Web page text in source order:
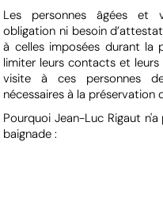
Les personnes âgées et
obligation ni besoin
à celles imposées durant la
limiter leurs contacts et
visite à ces personnes
nécessaires à la préservation
Pourquoi Jean-Luc Rigaut
baignade :